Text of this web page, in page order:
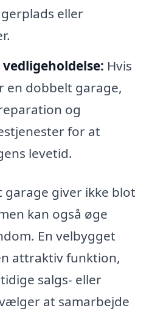
eller
Hvis
en dobbelt garage,
og
for at
levetid.
garage giver ikke blot
kan også øge
En velbygget
attraktiv funktion,
salgs- eller
at samarbejde